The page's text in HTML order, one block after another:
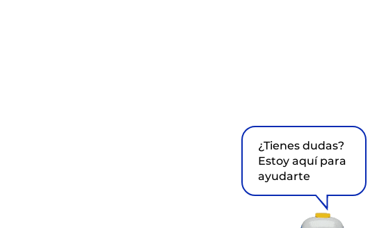
¿Tienes dudas?
Estoy aquí para
ayudarte